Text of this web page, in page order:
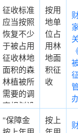
征收标准
应当按照
恢复不少
于被占用
征收林地
面积的森
林植被所
需要的调
查规划设
计、造林
培育、保
按用
地单
位占
用林
地面
积征
收
"保障金
按上